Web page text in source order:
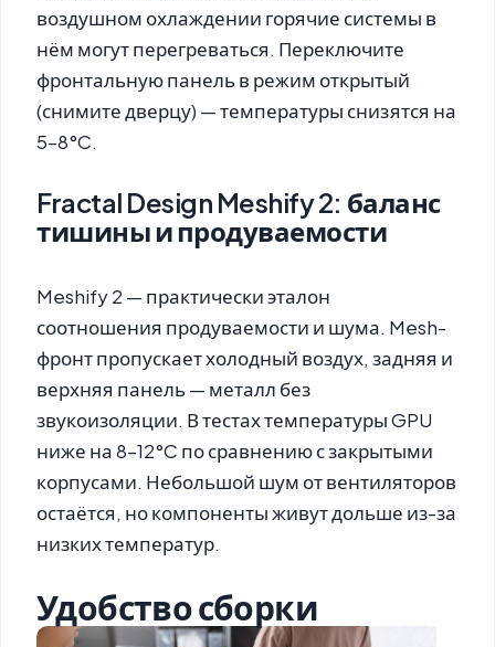
воздушном охлаждении горячие системы в
нём могут перегреваться. Переключите
фронтальную панель в режим открытый
(снимите дверцу) — температуры снизятся на
5–8°C.
Fractal Design Meshify 2: баланс
тишины и продуваемости
Meshify 2 — практически эталон
соотношения продуваемости и шума. Mesh-
фронт пропускает холодный воздух, задняя и
верхняя панель — металл без
звукоизоляции. В тестах температуры GPU
ниже на 8–12°C по сравнению с закрытыми
корпусами. Небольшой шум от вентиляторов
остаётся, но компоненты живут дольше из-за
низких температур.
Удобство сборки